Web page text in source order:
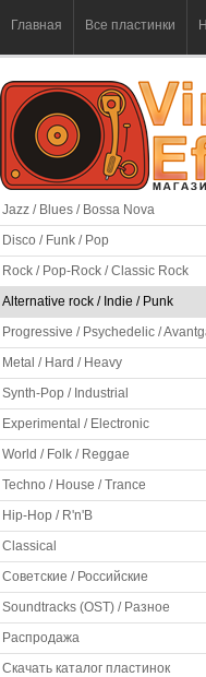
Главная Все пластинки
Jazz / Blues / Bossa Nova
Disco / Funk / Pop
Rock / Pop-Rock / Classic Rock
Alternative rock / Indie / Punk
Progressive / Psychedelic /
Metal / Hard / Heavy
Synth-Pop / Industrial
Experimental / Electronic
World / Folk / Reggae
Techno / House / Trance
Hip-Hop / R'n'B
Classical
Советские / Российские
Soundtracks (OST) / Разное
Распродажа
Скачать каталог пластинок